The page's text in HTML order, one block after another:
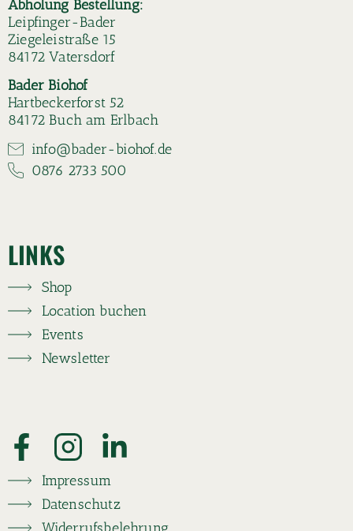
Abholung Bestellung:
Leipfinger-Bader
Ziegeleistraße 15
84172 Vatersdorf
Bader Biohof
Hartbeckerforst 52
84172 Buch am Erlbach
info@bader-biohof.de
0876 2733 500
LINKS
Shop
Location buchen
Events
Newsletter
Impressum
Datenschutz
Widerrufsbelehrung